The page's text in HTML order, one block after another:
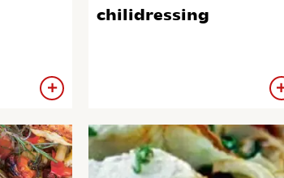
chilidressing